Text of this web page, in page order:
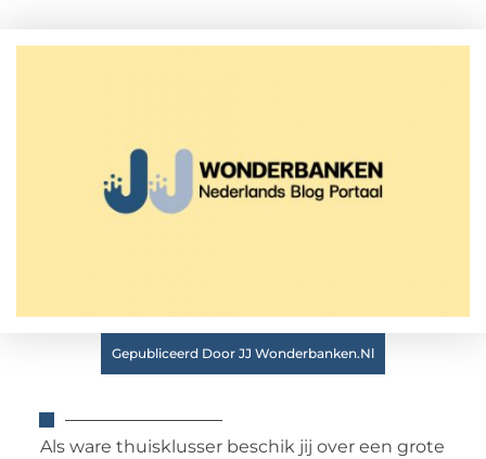
Gepubliceerd Door JJ Wonderbanken.nl
Als ware thuisklusser beschik jij over een grote